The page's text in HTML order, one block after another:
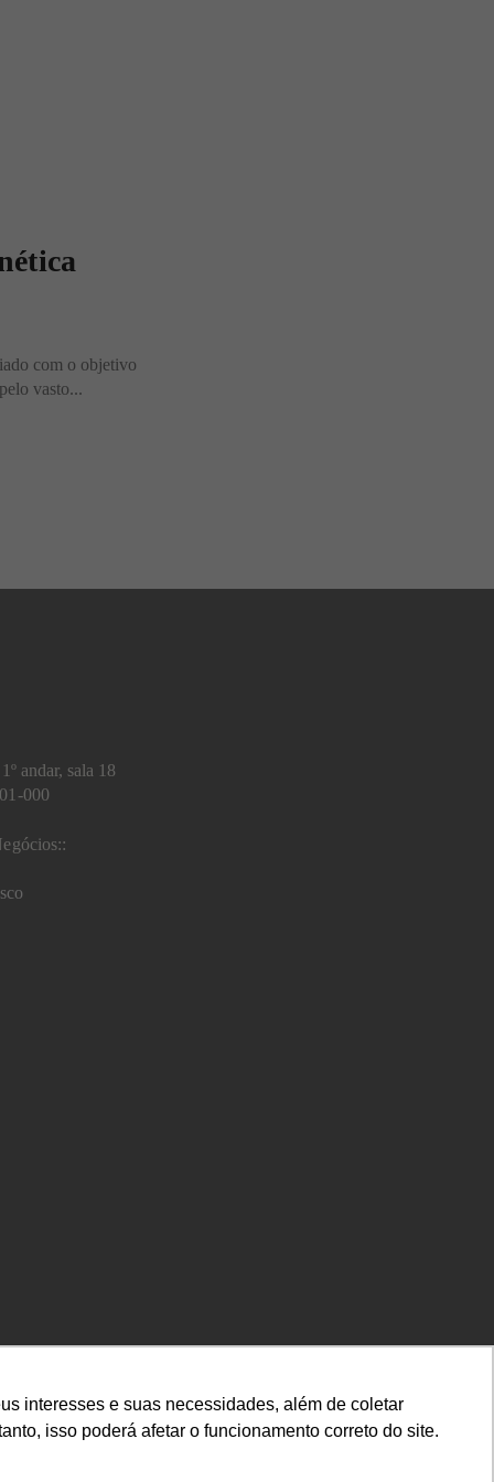
interesses e suas necessidades, além de coletar
isso poderá afetar o funcionamento correto do site.
com o objetivo
vasto...
andar, sala 18
000